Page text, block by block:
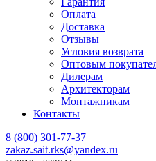
Оплата
Доставка
Отзывы
Условия возврата
Оптовым
Дилерам
Архитекторам
Монтажникам
Контакты
8 (800) 301-77-37
zakaz.sait.rks@yandex.ru